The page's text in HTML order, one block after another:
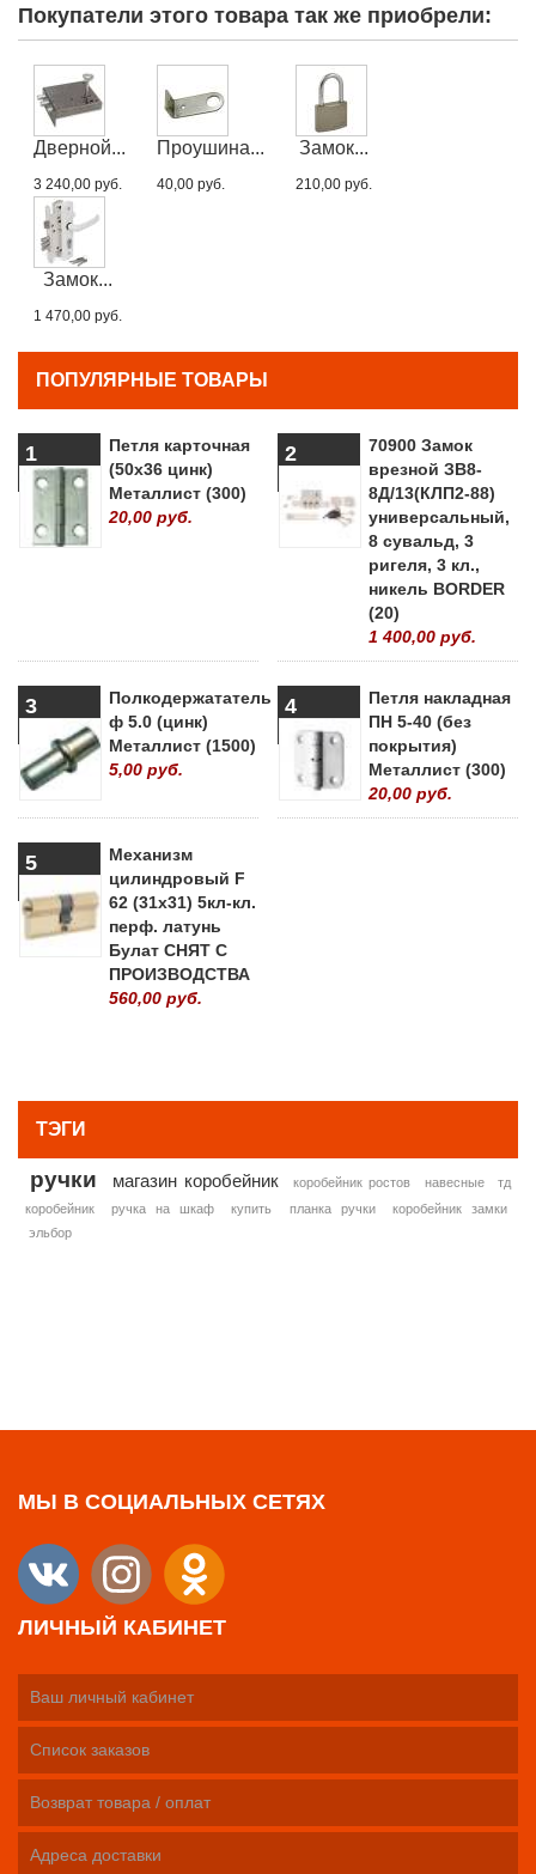
Покупатели этого товара так же приобрели:
Дверной...
3 240,00 руб.
Проушина...
40,00 руб.
Замок...
210,00 руб.
Замок...
1 470,00 руб.
ПОПУЛЯРНЫЕ ТОВАРЫ
1
Петля карточная
(50х36 цинк)
Металлист (300)
20,00 руб.
2
70900 Замок
врезной ЗВ8-
8Д/13(КЛП2-88)
универсальный,
8 сувальд, 3
ригеля, 3 кл.,
никель BORDER
(20)
1 400,00 руб.
3
Полкодержататель
ф 5.0 (цинк)
Металлист (1500)
5,00 руб.
4
Петля накладная
ПН 5-40 (без
покрытия)
Металлист (300)
20,00 руб.
5
Механизм
цилиндровый F
62 (31х31) 5кл-кл.
перф. латунь
Булат СНЯТ С
ПРОИЗВОДСТВА
560,00 руб.
ТЭГИ
ручки магазин коробейник коробейник ростов навесные
тд
коробейник
ручка на шкаф купить планка ручки
коробейник замки
эльбор
МЫ В СОЦИАЛЬНЫХ СЕТЯХ
ЛИЧНЫЙ КАБИНЕТ
Ваш личный кабинет
Список заказов
Возврат товара / оплат
Адреса доставки